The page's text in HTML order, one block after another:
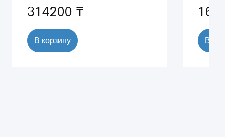
314200 ₸
В корзину В